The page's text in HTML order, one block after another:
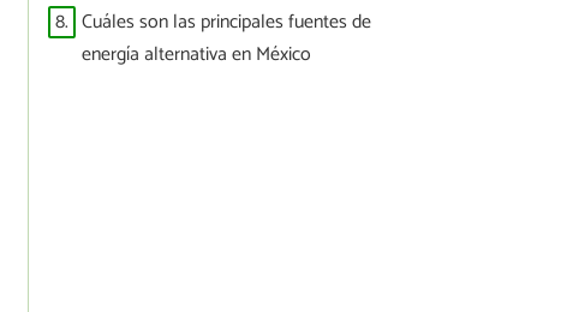
8. Cuáles son las principales fuentes de
energía alternativa en México